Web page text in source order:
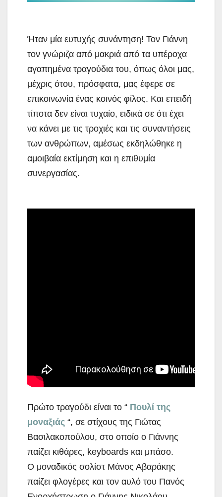
Ήταν μία ευτυχής συνάντηση! Τον Γιάννη
τον γνώριζα από μακριά από τα υπέροχα
αγαπημένα τραγούδια του, όπως όλοι μας,
μέχρις ότου, πρόσφατα, μας έφερε σε
επικοινωνία ένας κοινός φίλος. Και επειδή
τίποτα δεν είναι τυχαίο, ειδικά σε ότι έχει
να κάνει με τις τροχιές και τις συναντήσεις
των ανθρώπων, αμέσως εκδηλώθηκε η
αμοιβαία εκτίμηση και η επιθυμία
συνεργασίας.
Πρώτο τραγούδι είναι το “ Πουλί της
μοναξιάς “, σε στίχους της Γιώτας
Βασιλακοπούλου, στο οποίο ο Γιάννης
παίζει κιθάρες, keyboards και μπάσο.
Ο μοναδικός σολίστ Μάνος Αβαράκης
παίζει φλογέρες και τον αυλό του Πανός